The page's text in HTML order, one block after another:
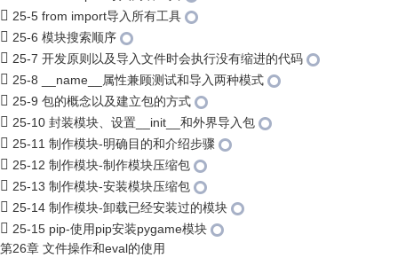
25-5 from import导入所有工具
25-6 模块搜索顺序
25-7 开发原则以及导入文件时会执行没有缩进的代码
25-8 __name__属性兼顾测试和导入两种模式
25-9 包的概念以及建立包的方式
25-10 封装模块、设置__init__和外界导入包
25-11 制作模块-明确目的和介绍步骤
25-12 制作模块-制作模块压缩包
25-13 制作模块-安装模块压缩包
25-14 制作模块-卸载已经安装过的模块
25-15 pip-使用pip安装pygame模块
第26章 文件操作和eval的使用